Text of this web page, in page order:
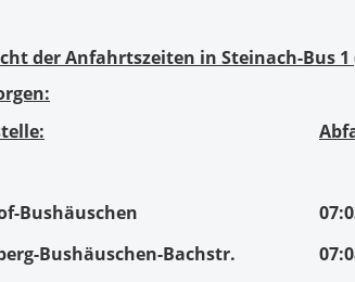
der Anfahrtszeiten in Steinach-Bus 1
Bushäuschen
Bushäuschen-Bachstr.